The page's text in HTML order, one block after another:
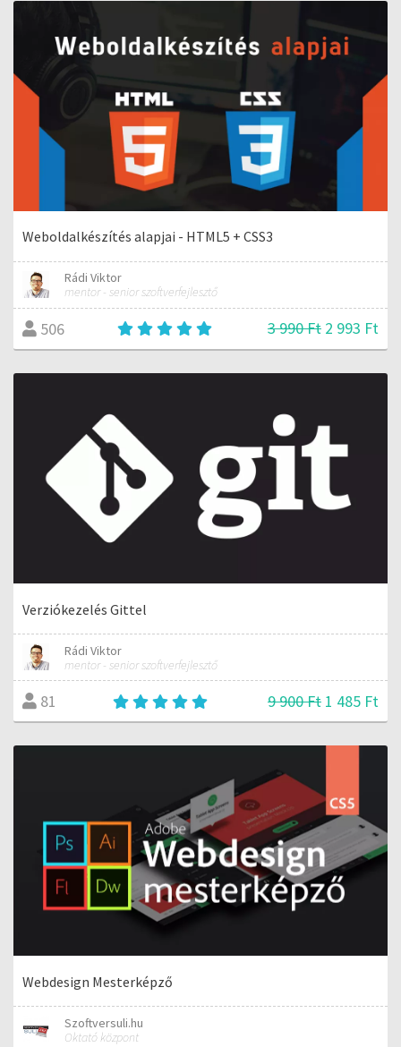
Weboldalkészítés alapjai - HTML5 + CSS3
Rádi Viktor
mentor - senior szoftverfejlesztő
506 3 990 Ft 2 993 Ft
Verziókezelés Gittel
Rádi Viktor
mentor - senior szoftverfejlesztő
81 9 900 Ft 1 485 Ft
Webdesign Mesterképző
Szoftversuli.hu
Oktató központ